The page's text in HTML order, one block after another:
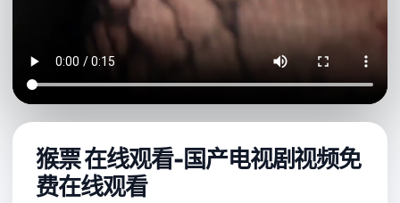
猴票 在线观看-国产电视剧视频免
费在线观看